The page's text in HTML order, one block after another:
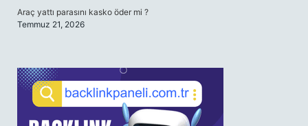
Araç yattı parasını kasko öder mi ?
Temmuz 21, 2026